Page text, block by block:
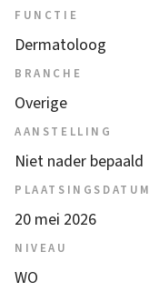
FUNCTIE
Dermatoloog
BRANCHE
Overige
AANSTELLING
Niet nader bepaald
PLAATSINGSDATUM
20 mei 2026
NIVEAU
WO